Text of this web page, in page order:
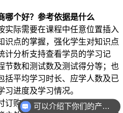
哪个好？参考依据是什么
际需要在课程中任意位置插入
识点的掌握，强化学生对知识点
计分析支持查看学员的学习记
节数和测试数及测试得分等；也
括平均学习时长、应学人数及已
进度及学习情况。
订购
可以介绍下你们的产品么？